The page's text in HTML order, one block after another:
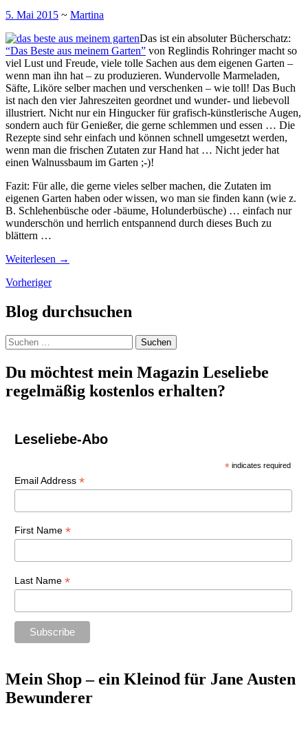
5. Mai 2015 ~ Martina
Das ist ein absoluter Bücherschatz:
“Das Beste aus meinem Garten” von Reglindis Rohringer macht so
viel Lust und Freude, viele tolle Sachen aus dem eigenen Garten –
wenn man ihn hat – zu produzieren. Wundervolle Marmeladen,
Säfte, Liköre selber machen und verschenken – wie toll! Das Buch
ist nach den vier Jahreszeiten geordnet und wunder- und liebevoll
illustriert. Nicht nur ein Hingucker für grafisch-künstlerische Augen,
sondern auch für Genießer, die gerne schlemmen und essen … Die
Rezepte sind sehr einfach und können schnell umgesetzt werden,
wenn man die frischen Zutaten zur Hand hat … Nicht jeder hat
einen Walnussbaum im Garten ;-)!
Fazit: Für alle, die gerne vieles selber machen, die Zutaten im
eigenen Garten haben oder wissen, wo man sie finden kann (wie z.
B. Schlehenbüsche oder -bäume, Holunderbüsche) … einfach nur
wunderschön und herrlich entspannend durch dieses Buch zu
blättern …
Weiterlesen →
Beiträge-
Vorheriger
Blog durchsuchen
Suchen
nach:
Du möchtest mein Magazin Leseliebe
regelmäßig kostenlos erhalten?
Leseliebe-Abo
* indicates required
Email Address *
First Name *
Last Name *
Mein Shop – ein Kleinod für Jane Austen
Bewunderer